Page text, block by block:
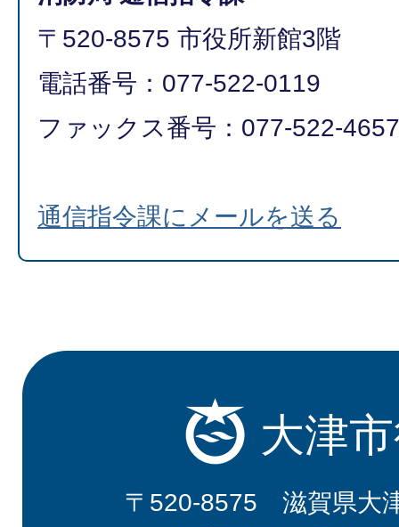
〒520-8575 市役所新館3階
電話番号：077-522-0119
ファックス番号：077-522-4657
通信指令課にメールを送る
大津
〒520-8575 滋賀県大